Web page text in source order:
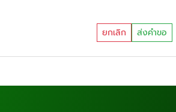
ยกเลิก ส่งคำขอ